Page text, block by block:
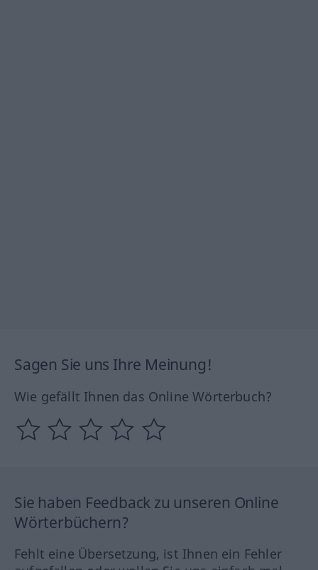
Sagen Sie uns Ihre Meinung!
Wie gefällt Ihnen das Online Wörterbuch?
Sie haben Feedback zu unseren Online
Wörterbüchern?
Fehlt eine Übersetzung, ist Ihnen ein Fehler